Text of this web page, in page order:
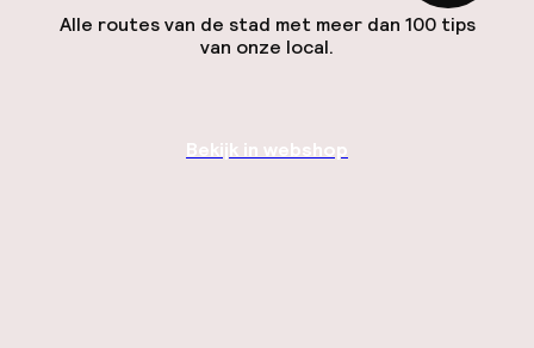
Alle routes van de stad met meer dan 100 tips
van onze local.
Bekijk in webshop